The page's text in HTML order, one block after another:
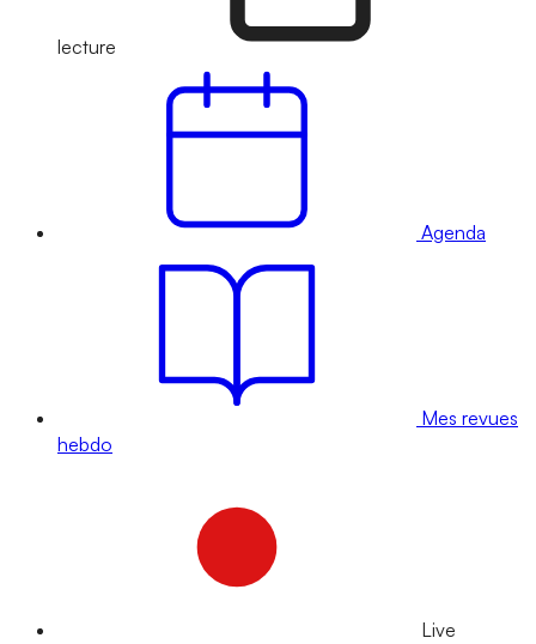
lecture
Agenda
Mes revues
hebdo
Live